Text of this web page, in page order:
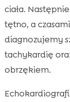
ciała.
tętno, a
diagnozujemy
tachykardię
obrzękiem.